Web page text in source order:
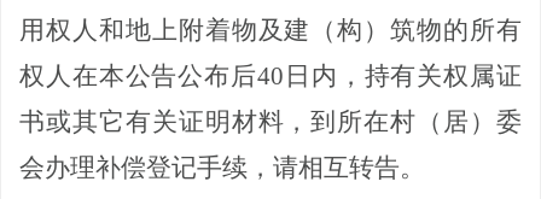
用权人和地上附着物及建（构）筑物的所有
权人在本公告公布后40 日内，持有关权属证
书或其它有关证明材料，到所在村（居）委
会办理补偿登记手续，请相互转告。